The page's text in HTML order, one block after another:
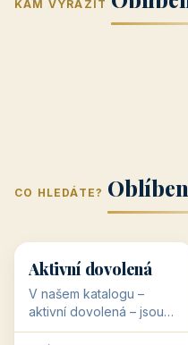
KAM VYRAZIT
kraj)
Zlínský kraj
Karlovarský
CO HLEDÁTE?
🥾 36 objektů
Aktivní dovolená
V našem katalogu –
aktivní dovolená – jsou
pro Vás připraveny